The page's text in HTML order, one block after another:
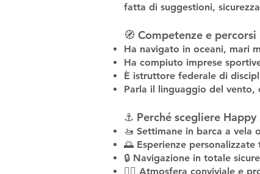
fatta di suggestioni,
🧭 Competenze e percorsi
Ha navigato in oceani, mari
Ha compiuto imprese
È istruttore federale di
Parla il linguaggio del vento,
⚓ Perché scegliere Happy
🚤 Settimane in barca a vela
🌅 Esperienze
🔒 Navigazione in totale
🧘‍♂️ Atmosfera conviviale e